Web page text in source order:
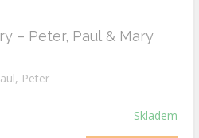
– Peter, Paul & Mary
Peter
Skladem